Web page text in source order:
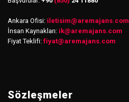
Ankara Ofisi: iletisim@aremajans.com
İnsan Kaynakları: ik@aremajans.com
Fiyat Teklifi: fiyat@aremajans.com
Sözleşmeler